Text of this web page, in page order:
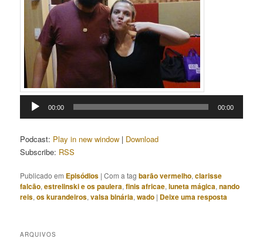
Tocador
00:00 00:00
Podcast: Play in new window | Download
Subscribe: RSS
Publicado em Episódios |Com a tagbarão vermelho,clarisse
falcão,estrelinski e os paulera,finis africae,luneta mágica,nando
reis,os kurandeiros,valsa binária,wado | Deixe uma resposta
ARQUIVOS